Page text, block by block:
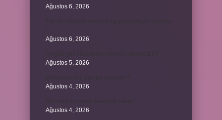
Ağustos 6, 2026
Ağustos 6, 2026
Ağustos 5, 2026
Ağustos 4, 2026
Ağustos 4, 2026